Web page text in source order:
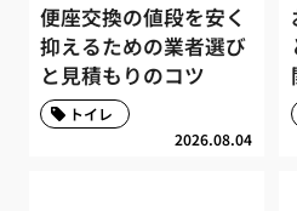
便座交換の値段を安く
抑えるための業者選び
と見積もりのコツ
2026.08.04
トイレ